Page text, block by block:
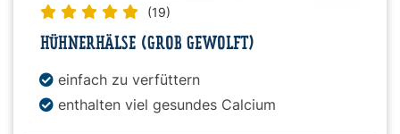
BARF
(19)
HÜHNERHÄLSE (GROB GEWOLFT)
einfach zu verfüttern
enthalten viel gesundes Calcium